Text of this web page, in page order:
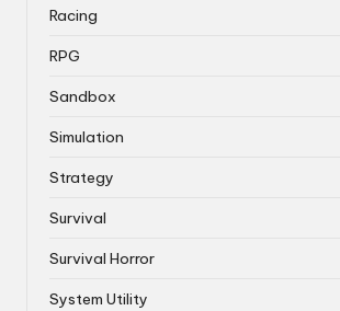
Racing
RPG
Sandbox
Simulation
Strategy
Survival
Survival Horror
System Utility